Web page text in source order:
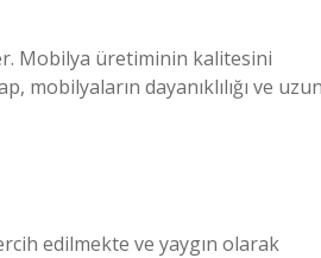
Mobilya üretiminin kalitesini
mobilyaların dayanıklılığı ve
edilmekte ve yaygın olarak